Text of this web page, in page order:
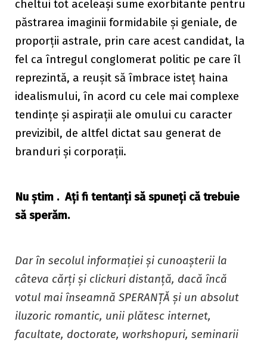
cheltui tot aceleași sume exorbitante pentru
păstrarea imaginii formidabile și geniale, de
proporții astrale, prin care acest candidat, la
fel ca întregul conglomerat politic pe care îl
reprezintă, a reușit să îmbrace isteț haina
idealismului, în acord cu cele mai complexe
tendințe și aspirații ale omului cu caracter
previzibil, de altfel dictat sau generat de
branduri și corporații.
Nu știm . Ați fi tentanți să spuneți că trebuie
să sperăm.
Dar în secolul informației și cunoașterii la
câteva cărți și clickuri distanță, dacă încă
votul mai înseamnă SPERANȚĂ și un absolut
iluzoric romantic, unii plătesc internet,
facultate, doctorate, workshopuri, seminarii